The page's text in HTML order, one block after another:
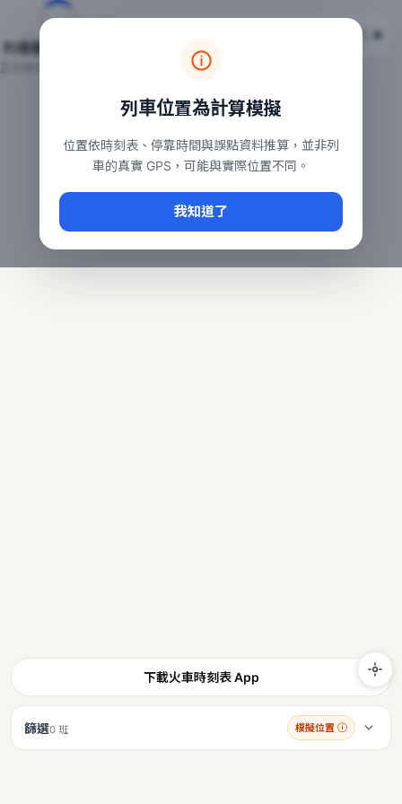
台鐵列車即時位置地圖
本頁顯示目前全台鐵運行中的列車位置，涵蓋自強、普悠瑪、
常用查詢：
、台中車站即時動態
台鐵即時動態
下載火車時刻表 App
篩選0 班 模擬位置 ⓘ
列車位置為計算模擬
位置依時刻表、停靠時間與誤點資料推算，並非列
車的真實 GPS，可能與實際位置不同。
我知道了
列車動態載入中…